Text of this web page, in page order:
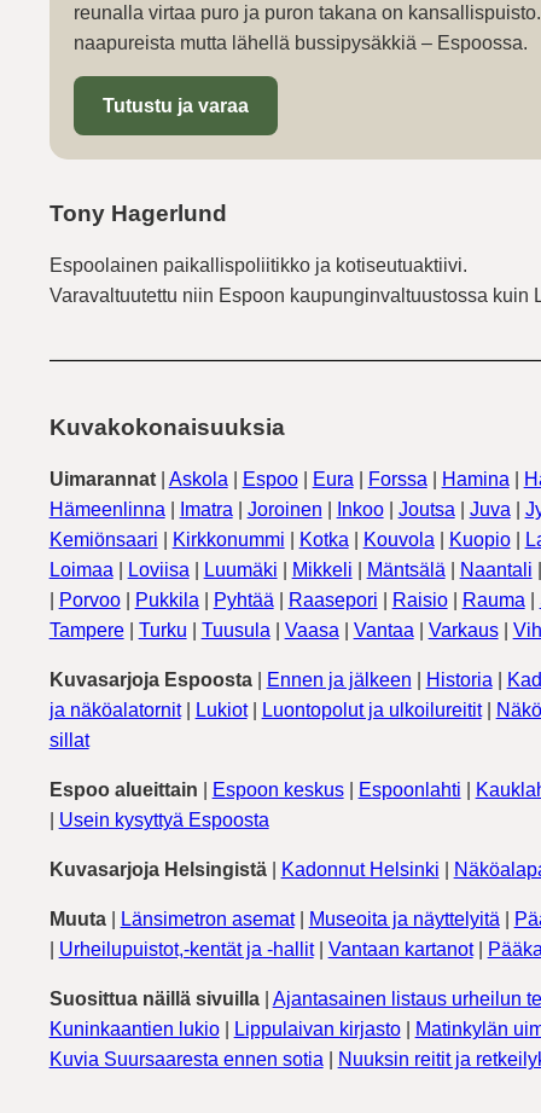
reunalla virtaa puro ja puron takana on
naapureista mutta lähellä bussipysäkkiä – Espoossa.
Tutustu ja varaa
Tony Hagerlund
Espoolainen paikallispoliitikko ja kotiseutuaktiivi.
Varavaltuutettu niin Espoon kaupunginvaltuustossa
Kuvakokonaisuuksia
Uimarannat| Askola Espoo| Eura Forssa Hamina
Hämeenlinna
Imatra Joroinen Inkoo| Joutsa Juva
Kemiönsaari
Kirkkonummi Kotka Kouvola Kuopio|
Loimaa
Loviisa Luumäki Mikkeli Mäntsälä Naantali
Porvoo| Pukkila Pyhtää Raasepori Raisio| Rauma
Tampere| Turku Tuusula Vaasa Vantaa Varkaus|
Kuvasarjoja Espoosta| Ennen ja jälkeen Historia
ja näköalatornit| Lukiot| Luontopolut ja ulkoilureitit|
sillat
Espoo alueittain Espoon keskus| Espoonlahti
Usein kysyttyä Espoosta
Kuvasarjoja Helsingistä| Kadonnut Helsinki
Muuta| Länsimetron asemat| Museoita ja näyttelyitä
Urheilupuistot,-kentät ja -hallit| Vantaan kartanot|
Suosittua näillä sivuilla| Ajantasainen listaus urheilun
Kuninkaantien lukio| Lippulaivan kirjasto|
Matinkylän
Kuvia Suursaaresta ennen sotia
Nuuksin reitit ja